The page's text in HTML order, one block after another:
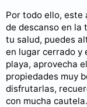
Por todo ello, este
de descanso en la
tu salud, puedes
en lugar cerrado y
playa, aprovecha
propiedades muy
disfrutarlas,
con mucha cautela.